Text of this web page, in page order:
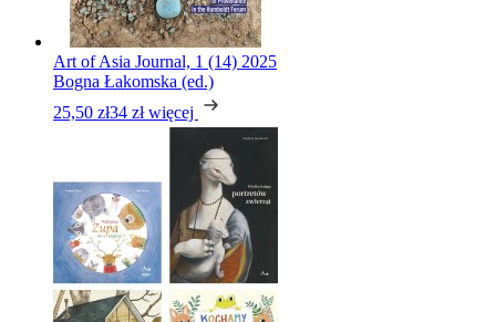
Art of Asia Journal, 1 (14) 2025
Bogna Łakomska (ed.)
25,50 zł34 zł więcej